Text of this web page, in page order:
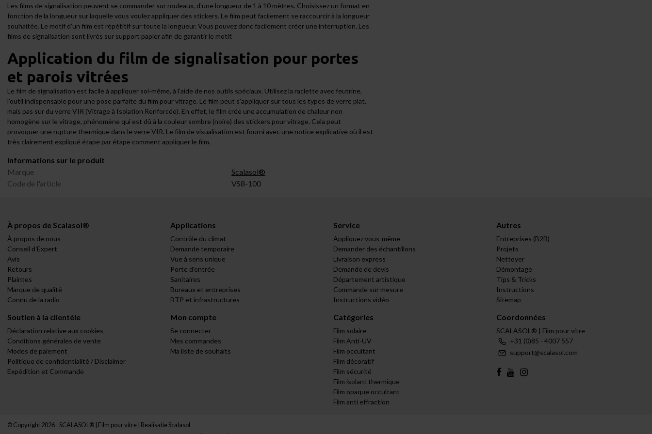
Les films de signalisation peuvent se commander sur rouleaux, d'une longueur de 1 à 10 mètres. Choisissez un format en
fonction de la longueur sur laquelle vous voulez appliquer des stickers. Le film peut facilement se raccourcir à la longueur
souhaitée. Le motif d’un film est répétitif sur toute la longueur. Vous pouvez donc facilement créer une interruption. Les
films de signalisation sont livrés sur support papier afin de garantir le motif.
Application du film de signalisation pour portes
et parois vitrées
Le film de signalisation est facile à appliquer soi-même, à l’aide de nos outils spéciaux. Utilisez la raclette avec feutrine,
l’outil indispensable pour une pose parfaite du film pour vitrage. Le film peut s’appliquer sur tous les types de verre plat,
mais pas sur du verre VIR (Vitrage à Isolation Renforcée). En effet, le film crée une accumulation de chaleur non
homogène sur le vitrage, phénomène qui est dû à la couleur sombre (noire) des stickers pour vitrage. Cela peut
provoquer une rupture thermique dans le verre VIR. Le film de visualisation est fourni avec une notice explicative où il est
très clairement expliqué étape par étape comment appliquer le film.
Informations sur le produit
Marque
Scalasol®
Code de l'article
VS8-100
À propos de Scalasol®
À propos de nous
Conseil d'Expert
Avis
Retours
Plaintes
Marque de qualité
Connu de la radio
Applications
Contrôle du climat
Demande temporaire
Vue à sens unique
Porte d'entrée
Sanitaires
Bureaux et entreprises
BTP et infrastructures
Service
Appliquez vous-même
Demander des échantillons
Livraison express
Demande de devis
Département artistique
Commande sur mesure
Instructions vidéo
Autres
Entreprises (B2B)
Projets
Nettoyer
Démontage
Tips & Tricks
Instructions
Sitemap
Soutien à la clientèle
Déclaration relative aux cookies
Conditions générales de vente
Modes de paiement
Politique de confidentialité / Disclaimer
Expédition et Commande
Mon compte
Se connecter
Mes commandes
Ma liste de souhaits
Catégories
Film solaire
Film Anti-UV
Film occultant
Film décoratif
Film sécurité
Film isolant thermique
Film opaque occultant
Film anti effraction
Coordonnées
SCALASOL® | Film pour vitre
+31 (0)85 - 4007 557
support@scalasol.com
© Copyright 2026 - SCALASOL® | Film pour vitre | Realisatie Scalasol